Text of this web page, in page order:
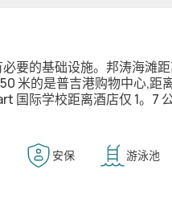
要的基础设施。邦涛海滩
米的是普吉港购物中心,
国际学校距离酒店仅 1。7
安保 游泳池